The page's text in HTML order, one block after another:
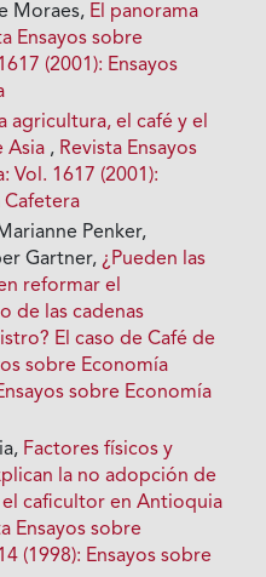
Moraes, El panorama
Ensayos sobre
(2001): Ensayos
agricultura, el café y el
Asia , Revista Ensayos
Vol. 1617 (2001):
Cafetera
Penker,
Gartner, ¿Pueden las
reformar el
de las cadenas
El caso de Café de
sobre Economía
sobre Economía
Factores físicos y
la no adopción de
caficultor en Antioquia
Ensayos sobre
(1998): Ensayos sobre